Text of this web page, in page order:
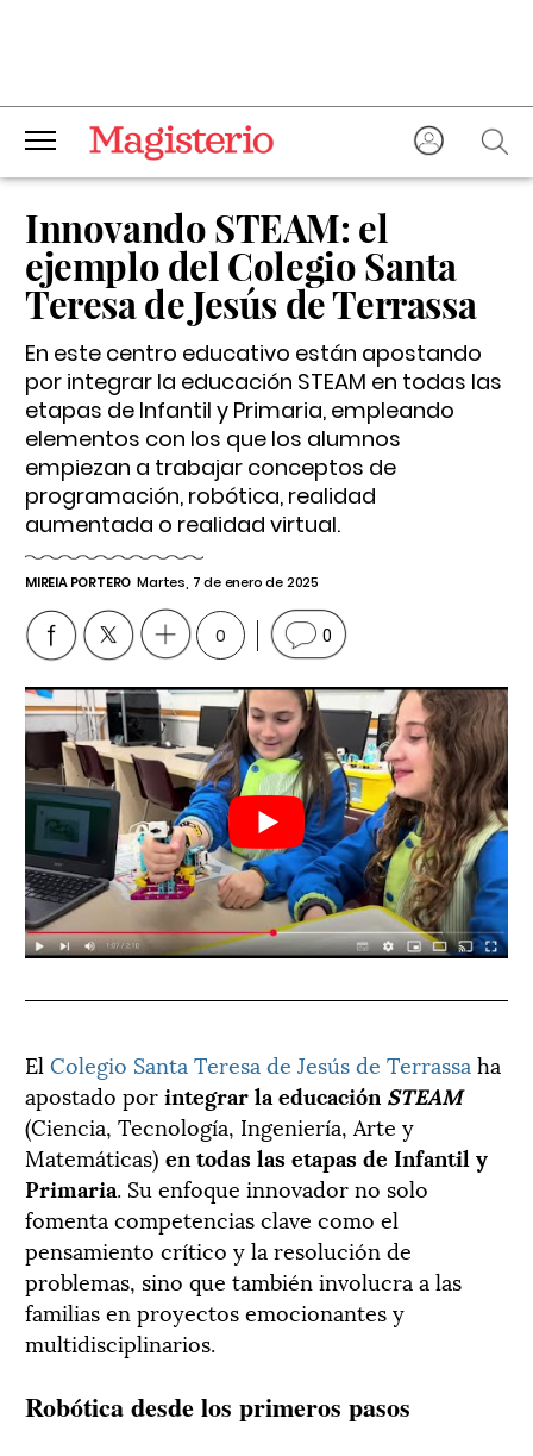
Innovando STEAM: el
ejemplo del Colegio Santa
Teresa de Jesús de Terrassa
En este centro educativo están apostando
por integrar la educación STEAM en todas las
etapas de Infantil y Primaria, empleando
elementos con los que los alumnos
empiezan a trabajar conceptos de
programación, robótica, realidad
aumentada o realidad virtual.
MIREIA PORTERO Martes, 7 de enero de 2025
0 0
El Colegio Santa Teresa de Jesús de Terrassa ha
apostado porintegrar la educación STEAM
(Ciencia, Tecnología, Ingeniería, Arte y
Matemáticas) en todas las etapas de Infantil y
Primaria. Su enfoque innovador no solo
fomenta competencias clave como el
pensamiento crítico y la resolución de
problemas, sino que también involucra a las
familias en proyectos emocionantes y
multidisciplinarios.
Robótica desde los primeros pasos